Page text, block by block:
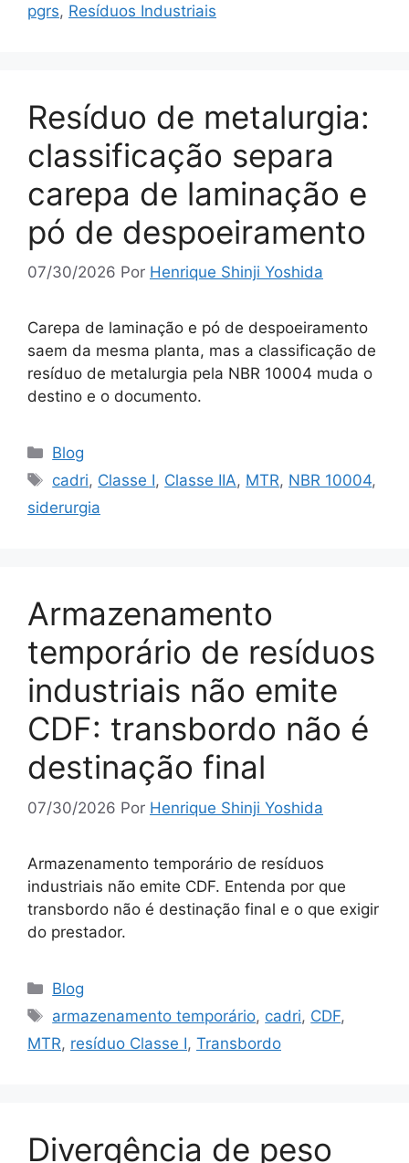
pgrs, Resíduos Industriais
Resíduo de metalurgia:
classificação separa
carepa de laminação e
pó de despoeiramento
07/30/2026 Por Henrique Shinji Yoshida
Carepa de laminação e pó de despoeiramento
saem da mesma planta, mas a classificação de
resíduo de metalurgia pela NBR 10004 muda o
destino e o documento.
Blog
cadri, Classe I, Classe IIA, MTR, NBR 10004,
siderurgia
Armazenamento
temporário de resíduos
industriais não emite
CDF: transbordo não é
destinação final
07/30/2026 Por Henrique Shinji Yoshida
Armazenamento temporário de resíduos
industriais não emite CDF. Entenda por que
transbordo não é destinação final e o que exigir
do prestador.
Blog
armazenamento temporário, cadri, CDF,
MTR, resíduo Classe I, Transbordo
Divergência de peso